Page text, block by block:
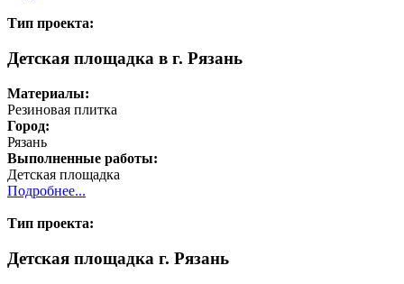
Тип проекта:
Детская площадка в г. Рязань
Материалы:
Резиновая плитка
Город:
Рязань
Выполненные работы:
Детская площадка
Подробнее...
Тип проекта:
Детская площадка г. Рязань